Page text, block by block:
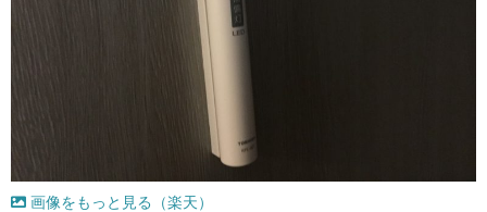
画像をもっと見る（楽天）